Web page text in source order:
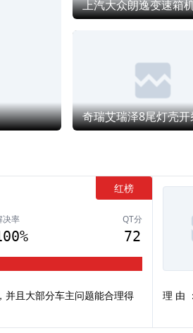
甚
束
2
当
其技
仍
、
退
在
法
正
告，
。
决率 QT分
72
红榜
并且大部分车主问题能合理得
理由